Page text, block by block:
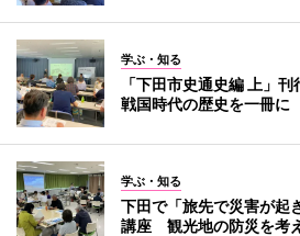
学ぶ・知る
「下田市史通史編 上」
戦国時代の歴史を一冊に
学ぶ・知る
下田で「旅先で災害が起
講座 観光地の防災を考